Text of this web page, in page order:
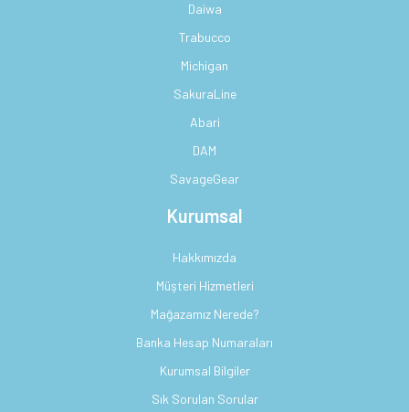
Daiwa
Trabucco
Michigan
SakuraLine
Abari
DAM
SavageGear
Kurumsal
Hakkımızda
Müşteri Hizmetleri
Mağazamız Nerede?
Banka Hesap Numaraları
Kurumsal Bilgiler
Sık Sorulan Sorular